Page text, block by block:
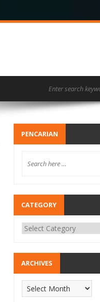
PENCARIAN
CATEGORY
ARCHIVES